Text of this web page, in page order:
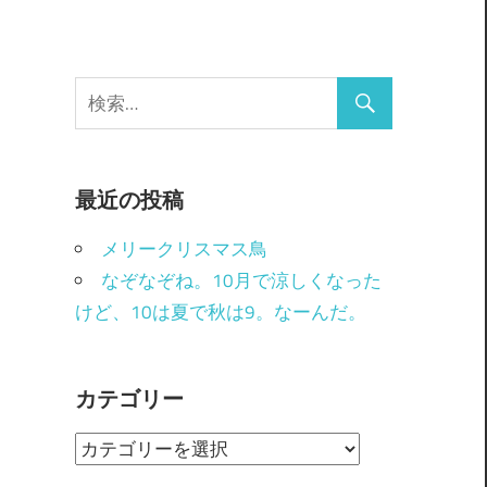
最近の投稿
メリークリスマス鳥
なぞなぞね。10月で涼しくなった
けど、10は夏で秋は9。なーんだ。
カテゴリー
カ